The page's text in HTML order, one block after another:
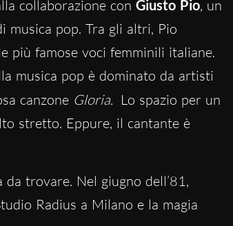
collaborazione con Giusto Pio, un
musica pop. Tra gli altri, Pio
più famose voci femminili italiane.
musica pop è dominato da artisti
canzone Gloria. Lo spazio per un
stretto. Eppure, il cantante è
trovare. Nel giugno dell’81,
Radius a Milano e la magia